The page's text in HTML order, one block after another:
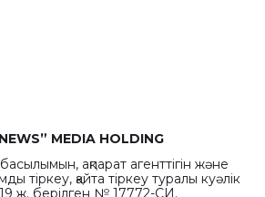
MEDIA HOLDING
ақпарат агенттігін және
тіркеу, қайта тіркеу туралы куәлік
ж. берілген № 17772-СИ.